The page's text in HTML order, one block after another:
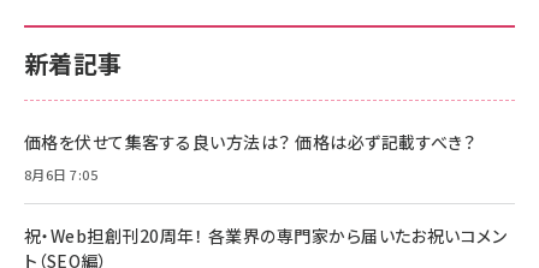
新着記事
価格を伏せて集客する良い方法は？ 価格は必ず記載すべき？
8月6日 7:05
祝・Web担創刊20周年！ 各業界の専門家から届いたお祝いコメン
ト（SEO編）